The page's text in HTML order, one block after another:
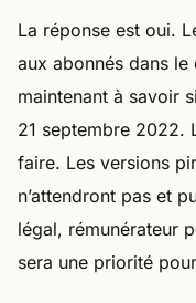
La réponse est oui.
aux abonnés dans le
maintenant à savoir
21 septembre 2022.
faire. Les versions
n’attendront pas et
légal, rémunérateur
sera une priorité